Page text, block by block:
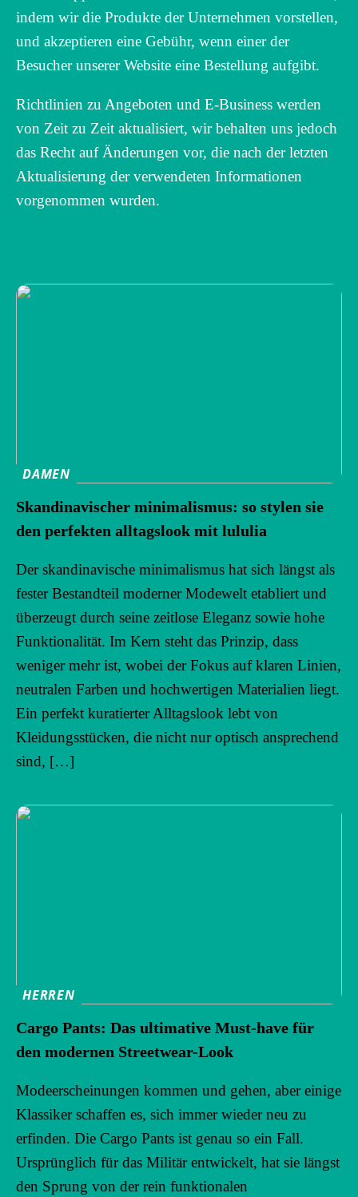
indem wir die Produkte der Unternehmen vorstellen,
und akzeptieren eine Gebühr, wenn einer der
Besucher unserer Website eine Bestellung aufgibt.
Richtlinien zu Angeboten und E-Business werden
von Zeit zu Zeit aktualisiert, wir behalten uns jedoch
das Recht auf Änderungen vor, die nach der letzten
Aktualisierung der verwendeten Informationen
vorgenommen wurden.
DAMEN
Skandinavischer minimalismus: so stylen sie
den perfekten alltagslook mit lululia
Der skandinavische minimalismus hat sich längst als
fester Bestandteil moderner Modewelt etabliert und
überzeugt durch seine zeitlose Eleganz sowie hohe
Funktionalität. Im Kern steht das Prinzip, dass
weniger mehr ist, wobei der Fokus auf klaren Linien,
neutralen Farben und hochwertigen Materialien liegt.
Ein perfekt kuratierter Alltagslook lebt von
Kleidungsstücken, die nicht nur optisch ansprechend
sind, […]
HERREN
Cargo Pants: Das ultimative Must-have für
den modernen Streetwear-Look
Modeerscheinungen kommen und gehen, aber einige
Klassiker schaffen es, sich immer wieder neu zu
erfinden. Die Cargo Pants ist genau so ein Fall.
Ursprünglich für das Militär entwickelt, hat sie längst
den Sprung von der rein funktionalen